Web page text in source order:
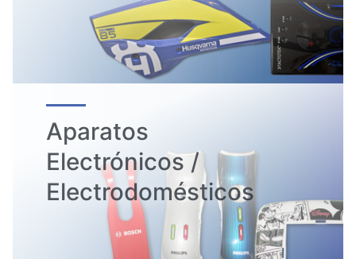
Aparatos
Electrónicos /
Electrodomésticos